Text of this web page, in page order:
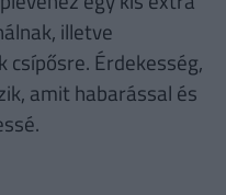
illetve
Érdekesség,
amit habarással és